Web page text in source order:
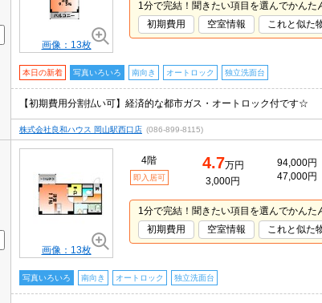
画像：13枚
1分で完結！聞きたい項目を選んでかんた
初期費用
空室情報 これと似た
本日の新着 写真いろいろ 南向き オートロック 独立洗面台
【初期費用分割払い可】経済的な都市ガス・オートロック付です☆
株式会社良和ハウス 岡山駅西口店 (086-899-8115)
画像：13枚
4階
即入居可
4.7万円
3,000円
94,000円
47,000円
1分で完結！聞きたい項目を選んでかんた
初期費用
空室情報 これと似た
写真いろいろ 南向き オートロック 独立洗面台